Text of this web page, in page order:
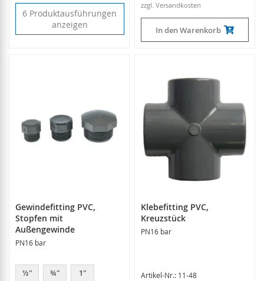
6 Produktausführungen
anzeigen
zzgl. Versandkosten
In den Warenkorb
Gewindefitting PVC,
Stopfen mit
Außengewinde
PN16 bar
½" ¾" 1"
Klebefitting PVC,
Kreuzstück
PN16 bar
Artikel-Nr.: 11-48